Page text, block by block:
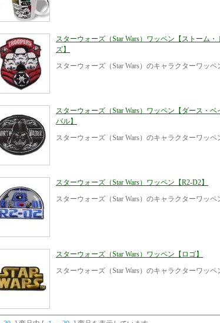
スターウォーズ（Star Wars）ワッペン【ストーム・
ズ】
スターウォーズ（Star Wars）のキャラクターワッペ
スターウォーズ（Star Wars）ワッペン【ダース・ベ
バル】
スターウォーズ（Star Wars）のキャラクターワッペ
スターウォーズ（Star Wars）ワッペン【R2-D2】
スターウォーズ（Star Wars）のキャラクターワッペ
スターウォーズ（Star Wars）ワッペン【ロゴ】
スターウォーズ（Star Wars）のキャラクターワッペ